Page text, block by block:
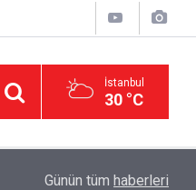
İstanbul
30 °C
DEVA Partisi'nde Büyük Kongre
Günün tüm haberleri